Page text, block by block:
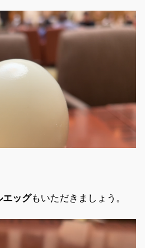
エッグもいただきましょう。